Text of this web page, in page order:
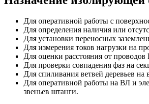
Для оперативной работы с
Для определения наличия или
Для установки переносных
Для измерения токов нагрузки на
Для оценки расстояния от
Для проверки совпадения фаз на
Для спиливания ветвей деревьев
Для оперативной работы на ВЛ и
звеньев штанги.